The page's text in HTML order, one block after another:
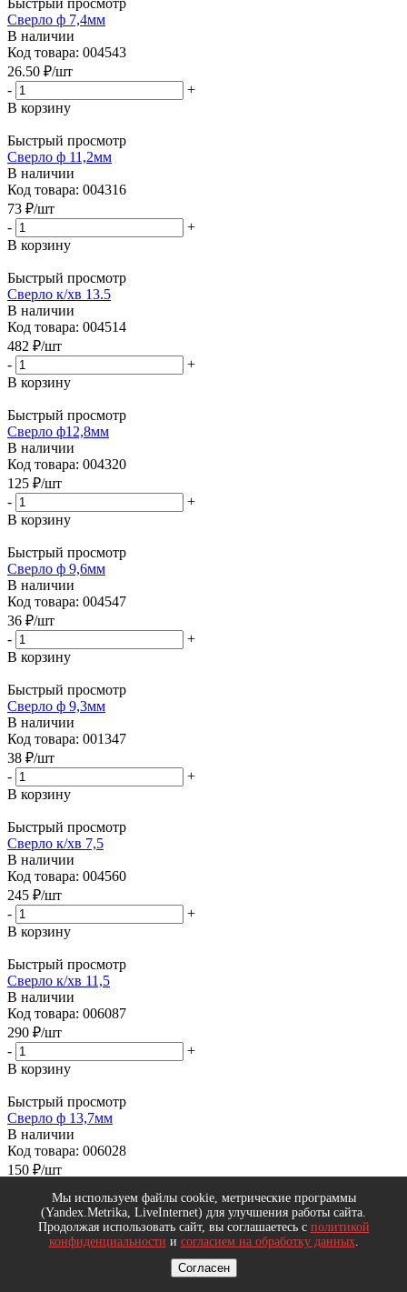
Сверло ф 7,4мм
В наличии
Код товара: 004543
26.50 ₽/шт
-
+
В корзину
Быстрый просмотр
Сверло ф 11,2мм
В наличии
Код товара: 004316
73 ₽/шт
-
+
В корзину
Быстрый просмотр
Сверло к/хв 13.5
В наличии
Код товара: 004514
482 ₽/шт
-
+
В корзину
Быстрый просмотр
Сверло ф12,8мм
В наличии
Код товара: 004320
125 ₽/шт
-
+
В корзину
Быстрый просмотр
Сверло ф 9,6мм
В наличии
Код товара: 004547
36 ₽/шт
-
+
В корзину
Быстрый просмотр
Сверло ф 9,3мм
В наличии
Код товара: 001347
38 ₽/шт
-
+
В корзину
Быстрый просмотр
Сверло к/хв 7,5
В наличии
Код товара: 004560
245 ₽/шт
-
+
В корзину
Быстрый просмотр
Сверло к/хв 11,5
В наличии
Код товара: 006087
290 ₽/шт
-
+
В корзину
Быстрый просмотр
Сверло ф 13,7мм
В наличии
Код товара: 006028
150 ₽/шт
В корзину
Быстрый просмотр
Мы используем файлы cookie, метрические программы
(Yandex.Metrika, LiveInternet) для улучшения работы сайта.
Продолжая использовать сайт, вы соглашаетесь с политикой
конфиденциальности и согласием на обработку данных.
Согласен